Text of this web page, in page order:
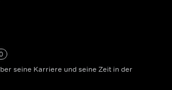
seine Karriere und seine Zeit in der